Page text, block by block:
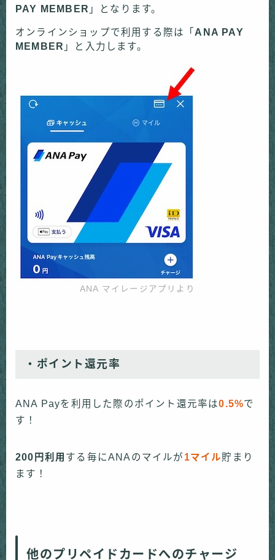
PAY MEMBER 」となります。
オンラインショップで利用する際は「 ANA PAY
MEMBER 」と入力します。
ANA マイレージアプリより
・ポイント還元率
ANA Payを利用した際のポイント還元率は0.5%で
す！
200円利用 する毎にANAのマイルが 1マイル貯まり
ます！
他のプリペイドカードへのチャージ